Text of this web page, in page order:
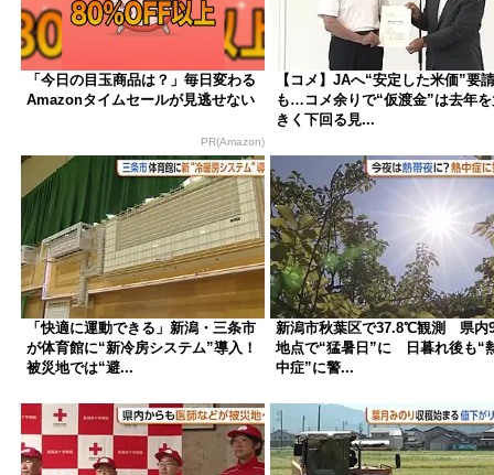
「今日の目玉商品は？」毎日変わる
Amazonタイムセールが見逃せない
PR(Amazon)
【コメ】JAへ“安定した米価”要請
も…コメ余りで“仮渡金”は去年
きく下回る見...
「快適に運動できる」新潟・三条市
が体育館に“新冷房システム”導入！
被災地では“避...
新潟市秋葉区で37.8℃観測 県内
地点で“猛暑日”に 日暮れ後も“
中症”に警...